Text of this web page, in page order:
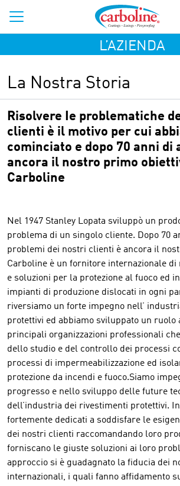
L’AZIENDA
La Nostra Storia
Risolvere Ie problematiche
clienti è il motivo per cui
cominciato e dopo 70 anni di
ancora il nostro primo
Carboline
Nel 1947 Stanley Lopata sviluppò un
problema di un singolo cliente. Dopo 70
problemi dei nostri clienti è ancora il
Carboline è un fornitore internazionale
e soluzioni per la protezione al fuoco ed
impianti di produzione dislocati in ogni
riversiamo un forte impegno nell’
protettivi ed abbiamo sviluppato un ruolo
principali organizzazioni professionali
dello studio e del controllo dei processi
processi di impermeabilizzazione ed
protezione da incendi e fuoco.Siamo
progresso e nello sviluppo delle future
dell’industria dei rivestimenti protettivi.
fortemente dedicati a soddisfare le
dei nostri clienti raccomandando loro
forniscano le giuste soluzioni ai loro
approccio si è guadagnato la fiducia dei
internazionali, i quali fanno affidamento